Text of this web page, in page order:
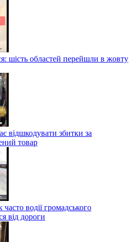
шість областей перейшли в жовту
відшкодувати збитки за
товар
водії громадського
від дороги